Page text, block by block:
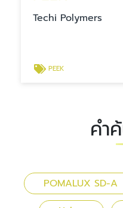
Techi Polymers
PEEK
คำ
POMALUX SD-A